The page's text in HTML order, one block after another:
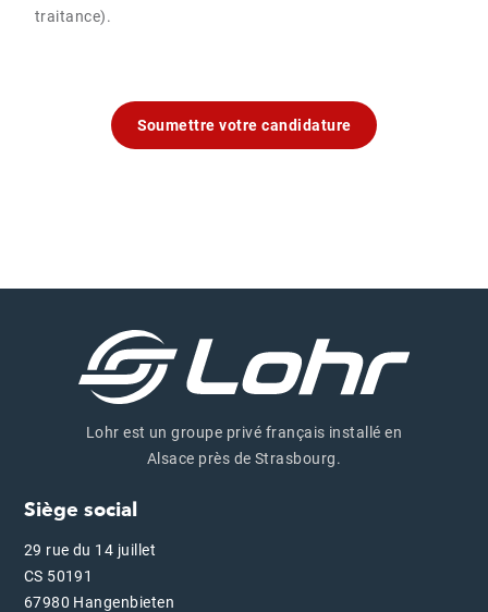
traitance).
Soumettre votre candidature
Lohr est un groupe privé français installé en
Alsace près de Strasbourg.
Siège social
29 rue du 14 juillet
CS 50191
67980 Hangenbieten